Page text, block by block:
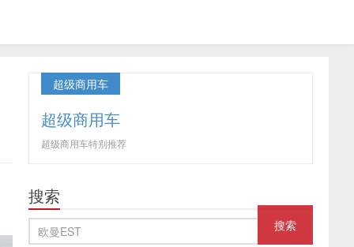
超级商用车
超级商用车
超级商用车特别推荐
搜索